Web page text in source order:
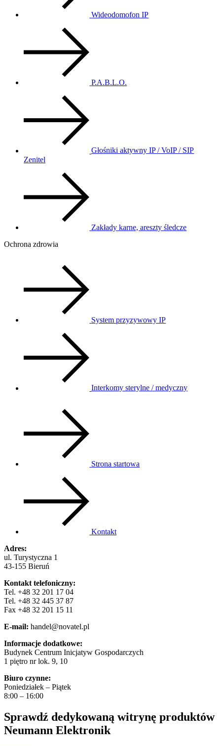
Wideodomofon IP
P.A.B.L.O.
Głośniki aktywny IP / VoIP / SIP
Zenitel
Zakłady karne, areszty śledcze
Ochrona zdrowia
System przyzywowy IP
Interkomy sterylne / medyczny
Strona startowa
Kontakt
Adres:
ul. Turystyczna 1
43-155 Bieruń
Kontakt telefoniczny:
Tel. +48 32 201 17 04
Tel. +48 32 445 37 87
Fax +48 32 201 15 11
E-mail: handel@novatel.pl
Informacje dodatkowe:
Budynek Centrum Inicjatyw Gospodarczych
1 piętro nr lok. 9, 10
Biuro czynne:
Poniedziałek – Piątek
8:00 – 16:00
Sprawdź dedykowaną witrynę produktów
Neumann Elektronik